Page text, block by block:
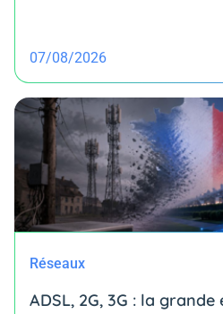
07/08/2026
Réseaux
ADSL, 2G, 3G : la